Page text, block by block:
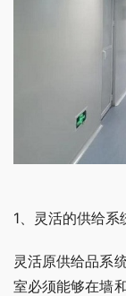
1、灵活的供给系
灵活原供给品系
室必须能够在墙